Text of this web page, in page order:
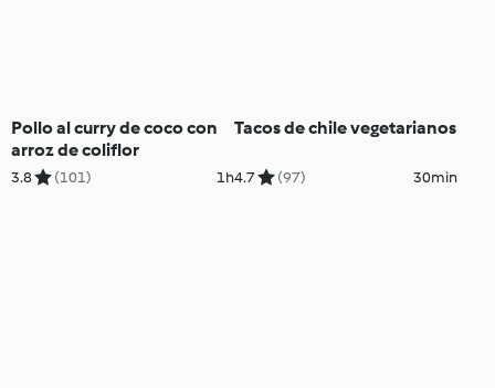
Pollo al curry de coco con
arroz de coliflor
3.8 (101) 1h
Tacos de chile vegetarianos
4.7 (97) 30min